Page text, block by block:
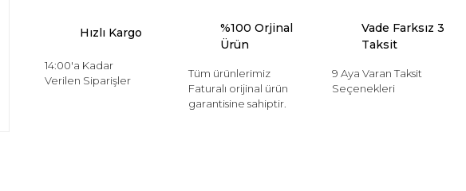
Hızlı Kargo
14:00'a Kadar
Verilen Siparişler
%100 Orjinal
Ürün
Tüm ürünlerimiz
Faturalı orijinal ürün
garantisine sahiptir.
Vade Farksız 3
Taksit
9 Aya Varan Taksit
Seçenekleri